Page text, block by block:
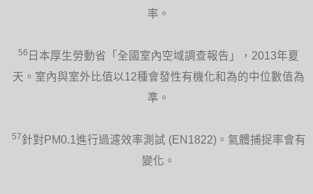
率。
56 日本厚生勞動省「全國室內空域調查報告」，2013年夏
天。室內與室外比值以12種會發性有機化和為的中位數值為
準。
57針對PM0.1進行過濾效率測試 (EN1822)。氣體捕捉率會有
變化。